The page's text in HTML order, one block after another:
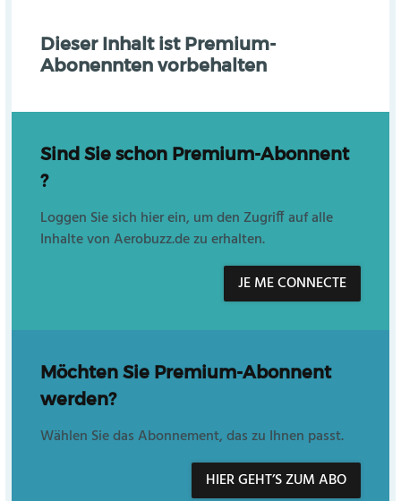
Dieser Inhalt ist Premium-
Abonennten vorbehalten
Sind Sie schon Premium-Abonnent
?
Loggen Sie sich hier ein, um den Zugriff auf alle
Inhalte von Aerobuzz.de zu erhalten.
JE ME CONNECTE
Möchten Sie Premium-Abonnent
werden?
Wählen Sie das Abonnement, das zu Ihnen passt.
HIER GEHT’S ZUM ABO